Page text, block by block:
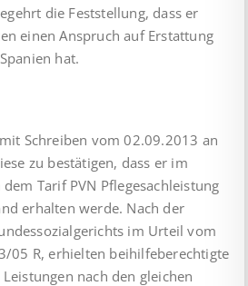
die Feststellung, dass er
einen Anspruch auf Erstattung
hat.
Schreiben vom 02.09.2013 an
zu bestätigen, dass er im
Tarif PVN Pflegesachleistung
erhalten werde. Nach der
im Urteil vom
05 R, erhielten beihilfeberechtigte
nach den gleichen